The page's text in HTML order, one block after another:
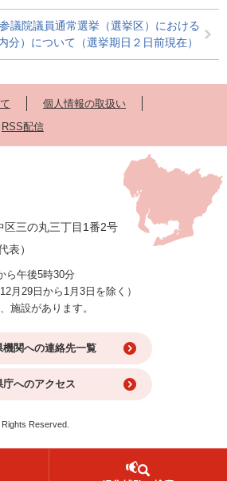
議院議員通常選挙（選挙区）における
分）について（選挙期日２日前現在）
個人情報の取扱い
RSS配信
三の丸三丁目1番2号
表）
ら午後5時30分
月29日から1月3日を除く）
施設があります。
機関への連絡先一覧
庁へのアクセス
Reserved.